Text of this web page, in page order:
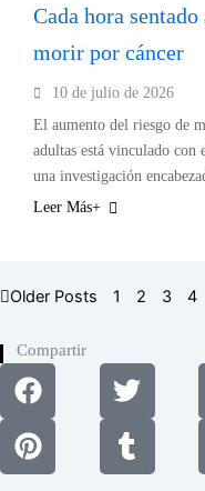
Cada hora
morir por cáncer
10 de julio de 2026
El aumento del riesgo de
adultas está vinculado con
una investigación
Leer Más+
Older Posts 1 2 3 4
Compartir
Facebook
Pinterest